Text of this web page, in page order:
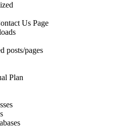
Us Page
posts/pages
Plan